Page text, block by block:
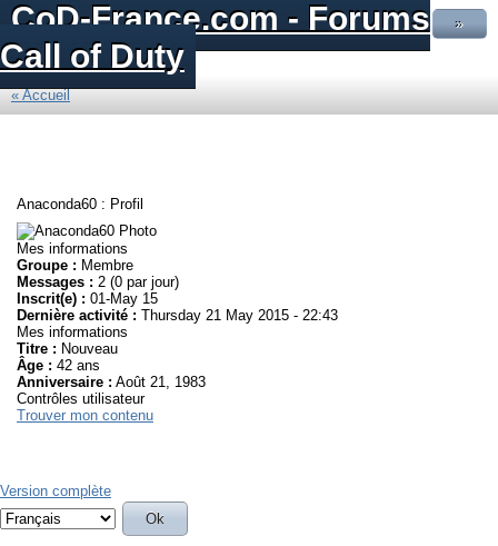
CoD-France.com - Forums
Call of Duty
»
« Accueil
Anaconda60 : Profil
Mes informations
Groupe : Membre
Messages : 2 (0 par jour)
Inscrit(e) : 01-May 15
Dernière activité : Thursday 21 May 2015 - 22:43
Mes informations
Titre : Nouveau
Âge : 42 ans
Anniversaire : Août 21, 1983
Contrôles utilisateur
Trouver mon contenu
Version complète